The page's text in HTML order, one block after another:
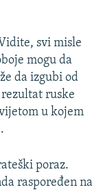
svi misle
mogu da
da izgubi od
ruske
u kojem
poraz.
raspoređen na